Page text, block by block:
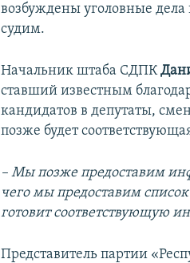
возбуждены уголовные
судим.
Начальник штаба СДПК
ставший известным
кандидатов в депутаты,
позже будет
– Мы позже предоставим
чего мы предоставим
готовит соответствующую
Представитель партии